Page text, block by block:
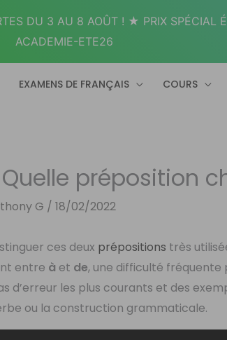
EXAMENS DE FRANÇAIS COURS
préposition
G /18/02/2022
ces deux prépositions très
entre à et de, une difficulté fréquente
d’erreur les plus courants et des
ou la construction grammaticale.
DU 3 AU 8 AOÛT ! ★ PRIX SPÉCIAL
ACADEMIE-ETE26